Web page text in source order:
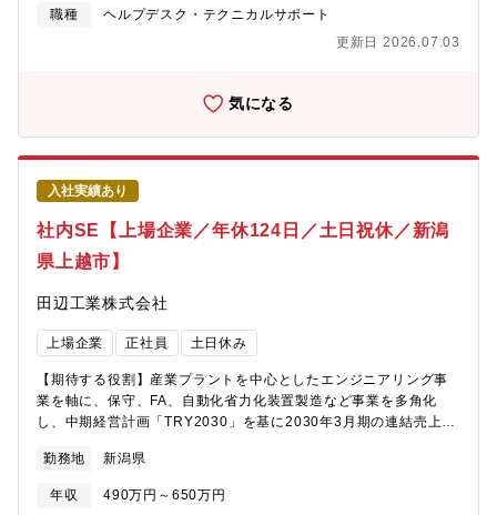
先端技術で多くの社会課題や技術の発展を支えています。同社の
む企業等の研究開発のスピードが飛躍的に加速しています。例え
海洋ごみの研究：画像解析で従来の2倍の解像度処理を実現。・肺
画像のAI診断の実用化：ほんの10秒でCT画像60枚の分析を可能
に。・自動運転の研究：画像解析で1ヶ月かかっていた一部計算工
程を4,5日へ短縮。・製造ラインの検検査工程の自動化：不良品検
出率100%の実現。 など２）ジーデップ・アドバンス社で働く魅
力◎企業基盤 東証スタンダード市場上場企業として安定した企
業基盤を持ち、設立以来、増収増益を毎年更新中。特に2025年は
昨対150％の成長。1年で10名程の増員にも成功。◎待遇面 年2
回の賞与（年4ヶ月分をベース）に加え、決算賞与も４年連続支給
くにあたっても安心。また、ストックオプション制度も導入し、
の完全週休2日制（土日祝）で、月の平均残業時間は20時間程度。
可能。また、1時間単位の有給取得可のため突発的なプライベート
イベントにも柔軟に対応。
- ActiveDirectory、シングルサインオン、各種業務システム等の
Google workspaceなど - ライセンスの管理、設定変更・セキ
タリング・ITサービスマネジメント - 入退職に伴うPCキッティ
ング、アカウント発行など - ワークフローへの対応 ※直近で新
しいツールを導入したため、その開発 （ワークフローのカスタ
マイズ、FAQのメンテナンス）に関わることもできます - 障害
一次対応 ※難しい障害対応については、同部のサーバー・ネット
ワーク担当にエスカレーションし、共同で問題解決にあたります
ので高度なITスキルは必要ありませんが、ご本人の意向によって
は担当頂くことも可能です【ポジションの魅力】■会社成長/全従
業員への価値提供が可能多岐にわたる事業部や従業員と接しなが
を提供できる実感を得られます。また、自身の成果が会社全体の
生産性や働きやすさ向上に直結する点も魅力です。■バックオフィ
ス、コーポレート領域全般への業務拡張ヘルプデスクでの経験を
フィス総務や購買領域など、コーポレート領域全般へのキャリア
拡張が可能です。【働き方】■メリハリのある働き方を大切にして
おります。■業務特性上、出社メインになりますが、大阪には総務
メンバーもいるため、ご家庭の都合等に合わせて柔軟な対応が可
ず、積極的にコミュニケーションを取りながらチームで業務を行
職種
ヘルプデスク・テクニカルサポート
更新日 2026.07.03
気になる
入社実績あり
社内SE【上場企業／年休124日／土日祝休／新潟
県上越市】
田辺工業株式会社
上場企業 正社員 土日休み
【期待する役割】産業プラントを中心としたエンジニアリング事
業を軸に、保守、FA、自動化省力化装置製造など事業を多角化
し、中期経営計画「TRY2030」を基に2030年3月期の連結売上高
報機器管理からサーバー・ネットワーク機器の運用管理、社内シ
ステムの運用、社員からの問い合わせ対応まで幅広く担当。中で
も、Microsoft製品(EntraID, Office365等)活用のために構想策定
勤務地 新潟県
年収 490万円～650万円